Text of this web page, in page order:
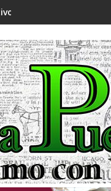
ante temporada de